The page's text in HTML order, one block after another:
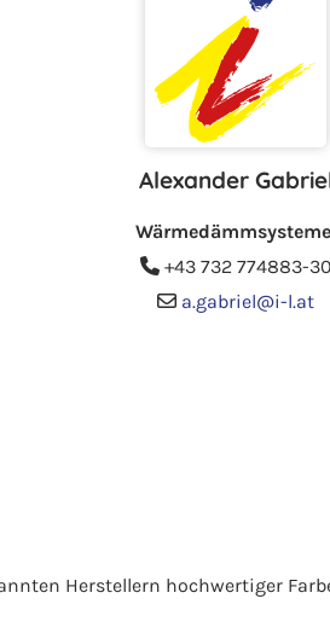
Alexander
Wärmedämmsysteme
 +43 732 774883-30
 a.gabriel@i-l.at
Herstellern hochwertiger